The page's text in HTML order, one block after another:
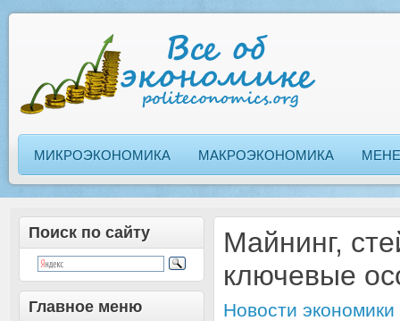
МИКРОЭКОНОМИКА МАКРОЭКОНОМИКА
Поиск по сайту
Главное меню
Майнинг,
ключевые
Новости экономики